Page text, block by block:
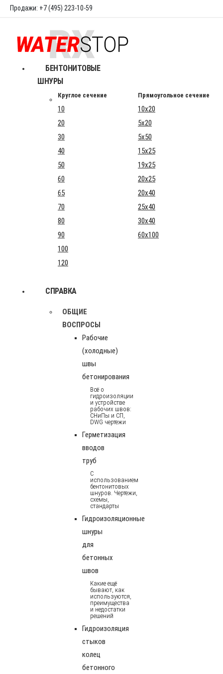
Продажи: +7 (495) 223-10-59
БЕНТОНИТОВЫЕ
ШНУРЫ
Круглое сечение Прямоугольное сечение
10
10x20
20
5x20
30
5x50
40
15x25
50
19x25
60
20x25
65
20x40
70
25x40
80
30x40
90
60x100
100
120
СПРАВКА
ОБЩИЕ
ВОСПРОСЫ
Рабочие
(холодные)
швы
бетонирования
Всё о
гидроизоляции
и устройстве
рабочих швов:
СНиПы и СП,
DWG чертежи
Герметизация
вводов
труб
С
использованием
бентонитовых
шнуров. Чертежи,
схемы,
стандарты
Гидроизоляционные
шнуры
для
бетонных
швов
Какие ещё
бывают, как
используются,
преимущества
и недостатки
решений
Гидроизоляция
стыков
колец
бетонного